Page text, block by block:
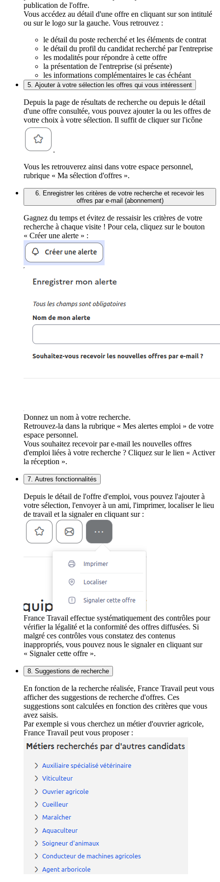
publication de l'offre.
Vous accédez au détail d'une offre en cliquant sur son intitulé
ou sur le logo sur la gauche. Vous retrouvez :
le détail du poste recherché et les éléments de contrat
le détail du profil du candidat recherché par l'entreprise
les modalités pour répondre à cette offre
la présentation de l'entreprise (si présente)
les informations complémentaires le cas échéant
5. Ajouter à votre sélection les offres qui vous intéressent
Depuis la page de résultats de recherche ou depuis le détail
d'une offre consultée, vous pouvez ajouter la ou les offres de
votre choix à votre sélection. Il suffit de cliquer sur l'icône
.
Vous les retrouverez ainsi dans votre espace personnel,
rubrique « Ma sélection d'offres ».
6. Enregistrer les critères de votre recherche et recevoir les
offres par e-mail (abonnement)
Gagnez du temps et évitez de ressaisir les critères de votre
recherche à chaque visite ! Pour cela, cliquez sur le bouton
« Créer une alerte » :
Donnez un nom à votre recherche.
Retrouvez-la dans la rubrique « Mes alertes emploi » de votre
espace personnel.
Vous souhaitez recevoir par e-mail les nouvelles offres
d'emploi liées à votre recherche ? Cliquez sur le lien « Activer
la réception ».
7. Autres fonctionnalités
Depuis le détail de l'offre d'emploi, vous pouvez l'ajouter à
votre sélection, l'envoyer à un ami, l'imprimer, localiser le lieu
de travail et la signaler en cliquant sur :
France Travail effectue systématiquement des contrôles pour
vérifier la légalité et la conformité des offres diffusées. Si
malgré ces contrôles vous constatez des contenus
inappropriés, vous pouvez nous le signaler en cliquant sur
« Signaler cette offre ».
8. Suggestions de recherche
En fonction de la recherche réalisée, France Travail peut vous
afficher des suggestions de recherche d'offres. Ces
suggestions sont calculées en fonction des critères que vous
avez saisis.
Par exemple si vous cherchez un métier d'ouvrier agricole,
France Travail peut vous proposer :